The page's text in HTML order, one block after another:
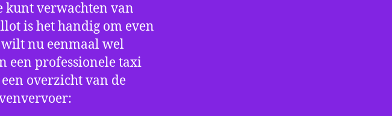
kunt verwachten van
is het handig om even
wilt nu eenmaal wel
een professionele taxi
overzicht van de